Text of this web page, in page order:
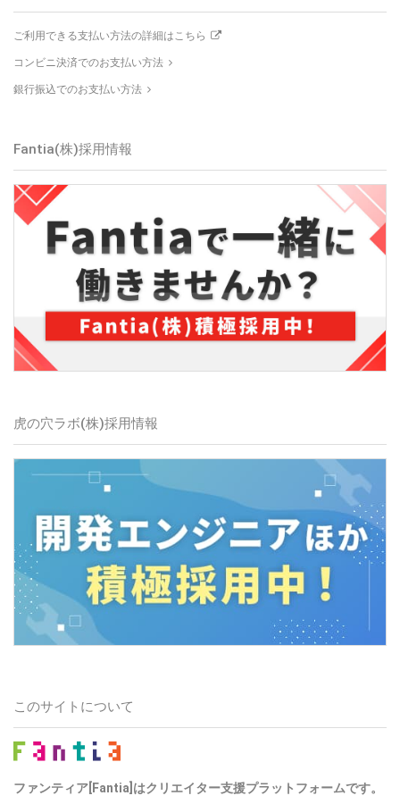
ご利用できる支払い方法の詳細はこちら
コンビニ決済でのお支払い方法
銀行振込でのお支払い方法
Fantia(株)採用情報
虎の穴ラボ(株)採用情報
このサイトについて
ファンティア[Fantia]はクリエイター支援プラットフォームです。